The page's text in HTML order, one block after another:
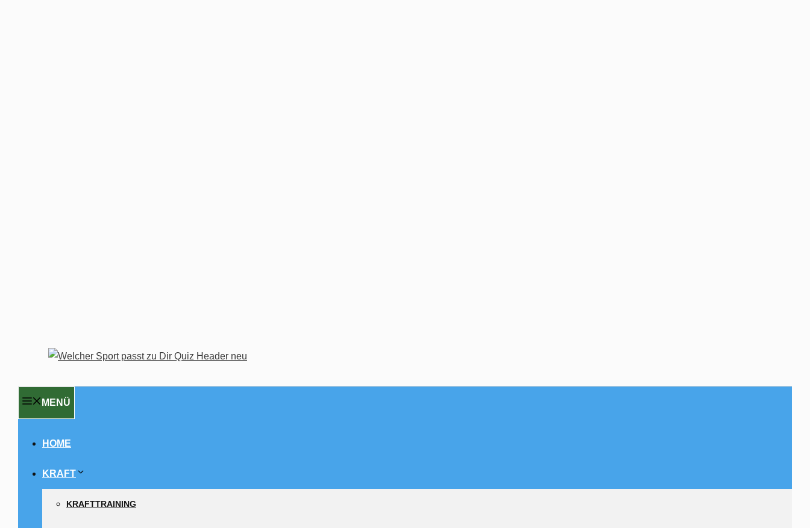
MENÜ
HOME
KRAFT
KRAFTTRAINING